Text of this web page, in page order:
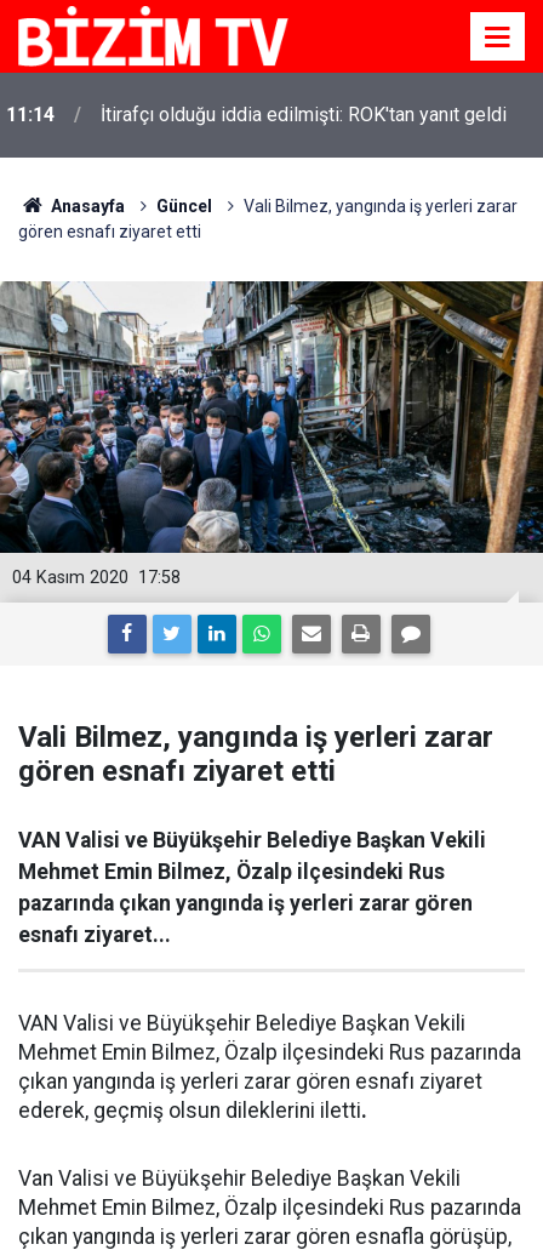
11:14 İtirafçı olduğu iddia edilmişti: ROK'tan yanıt geldi
Anasayfa Güncel
Vali Bilmez, yangında iş yerleri zarar
gören esnafı ziyaret etti
17:58
04 Kasım 2020
Vali Bilmez, yangında iş yerleri zarar
gören esnafı ziyaret etti
VAN Valisi ve Büyükşehir Belediye Başkan Vekili
Mehmet Emin Bilmez, Özalp ilçesindeki Rus
pazarında çıkan yangında iş yerleri zarar gören
esnafı ziyaret...
VAN Valisi ve Büyükşehir Belediye Başkan Vekili
Mehmet Emin Bilmez, Özalp ilçesindeki Rus pazarında
çıkan yangında iş yerleri zarar gören esnafı ziyaret
ederek, geçmiş olsun dileklerini iletti.
Van Valisi ve Büyükşehir Belediye Başkan Vekili
Mehmet Emin Bilmez, Özalp ilçesindeki Rus pazarında
çıkan yangında iş yerleri zarar gören esnafla görüşüp,